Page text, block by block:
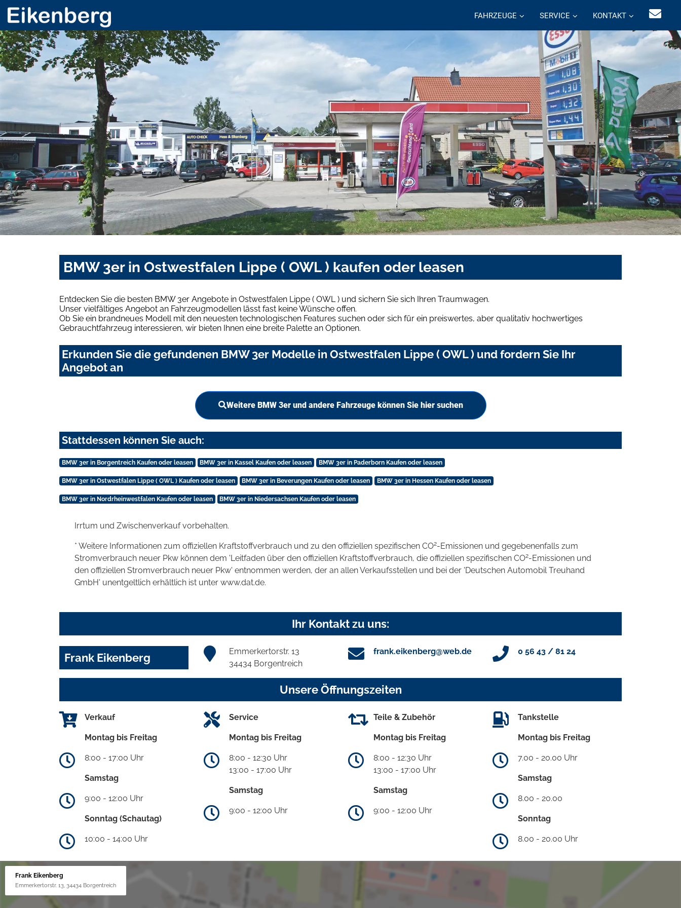
FAHRZEUGE SERVICE KONTAKT
BMW 3er in Ostwestfalen Lippe ( OWL ) kaufen oder leasen
Entdecken Sie die besten BMW 3er Angebote in Ostwestfalen Lippe ( OWL ) und sichern Sie sich Ihren Traumwagen.
Unser vielfältiges Angebot an Fahrzeugmodellen lässt fast keine Wünsche offen.
Ob Sie ein brandneues Modell mit den neuesten technologischen Features suchen oder sich für ein preiswertes, aber qualitativ hochwertiges
Gebrauchtfahrzeug interessieren, wir bieten Ihnen eine breite Palette an Optionen.
Erkunden Sie die gefundenen BMW 3er Modelle in Ostwestfalen Lippe ( OWL ) und fordern Sie Ihr
Angebot an
Weitere BMW 3er und andere Fahrzeuge können Sie hier suchen
Stattdessen können Sie auch:
BMW 3er in Borgentreich Kaufen oder leasen BMW 3er in Kassel Kaufen oder leasen BMW 3er in Paderborn Kaufen oder leasen
BMW 3er in Ostwestfalen Lippe ( OWL ) Kaufen oder leasen BMW 3er in Beverungen Kaufen oder leasen BMW 3er in Hessen Kaufen oder leasen
BMW 3er in Nordrheinwestfalen Kaufen oder leasen BMW 3er in Niedersachsen Kaufen oder leasen
Irrtum und Zwischenverkauf vorbehalten.
* Weitere Informationen zum offiziellen Kraftstoffverbrauch und zu den offiziellen spezifischen CO2-Emissionen und gegebenenfalls zum
Stromverbrauch neuer Pkw können dem 'Leitfaden über den offiziellen Kraftstoffverbrauch, die offiziellen spezifischen CO2-Emissionen und
den offiziellen Stromverbrauch neuer Pkw' entnommen werden, der an allen Verkaufsstellen und bei der 'Deutschen Automobil Treuhand
GmbH' unentgeltlich erhältlich ist unter www.dat.de.
Ihr Kontakt zu uns:
Frank Eikenberg
Emmerkertorstr. 13
34434 Borgentreich
frank.eikenberg@web.de 0 56 43 / 81 24
Unsere Öffnungszeiten
Verkauf
Montag bis Freitag
8:00 - 17:00 Uhr
Samstag
9:00 - 12:00 Uhr
Sonntag (Schautag)
10:00 - 14:00 Uhr
Service
Montag bis Freitag
8:00 - 12:30 Uhr
13:00 - 17:00 Uhr
Samstag
9:00 - 12:00 Uhr
Teile & Zubehör
Montag bis Freitag
8:00 - 12:30 Uhr
13:00 - 17:00 Uhr
Samstag
9:00 - 12:00 Uhr
Tankstelle
Montag bis Freitag
7.00 - 20.00 Uhr
Samstag
8.00 - 20.00
Sonntag
8.00 - 20.00 Uhr
Frank Eikenberg
Emmerkertorstr. 13, 34434 Borgentreich